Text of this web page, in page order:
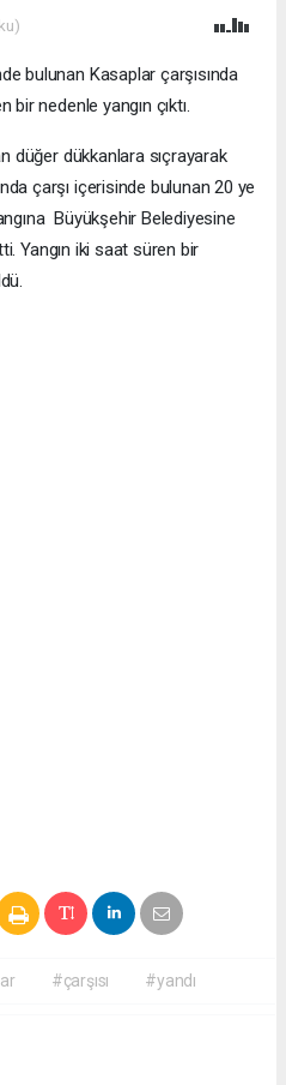
bulunan Kasaplar çarşısında
nedenle yangın çıktı.
düğer dükkanlara sıçrayarak
çarşı içerisinde bulunan 20 ye
Büyükşehir Belediyesine
Yangın iki saat süren bir
#çarşısı #yandı